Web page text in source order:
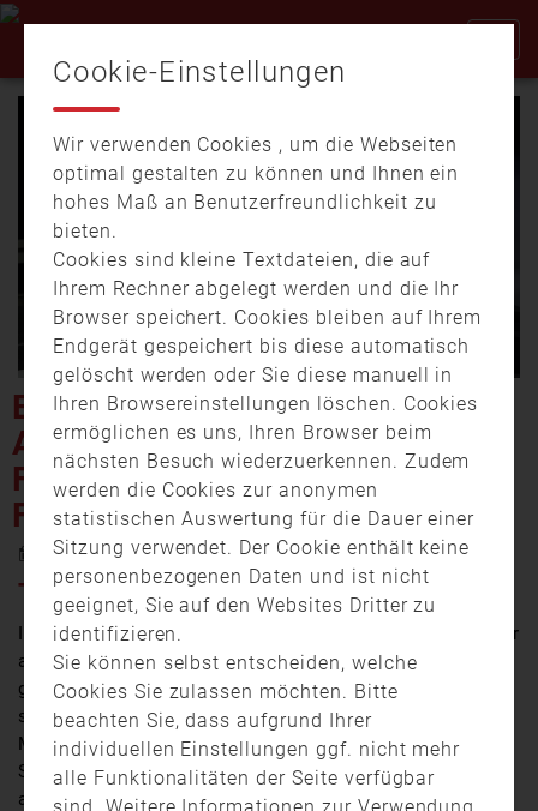
Video
EINSATZ AUF A3 BEI
ASCHAFFENBURG –
FAHRZEUG STEHT IN
FLAMMEN
13. März 2023 17:37
TECHNISCHE PROBLEME AN PKW
In der Nacht zum Montag war ein 35-jähriger Autofahrer
auf der A3 in Richtung Würzburg unterwegs, als er
gegen 2:30 Uhr zunächst technische Probleme an
seinem Fahrzeug feststellte und Rauch aus dem
Motorraum bemerkte. Er stoppte das Auto auf dem
Standstreifen, wo es kurze Zeit später in Flammen
aufging. Bis die Feuerwehr vor Ort eintraf, stand der
Cookie-Einstellungen
Wir verwenden Cookies , um die Webseiten
optimal gestalten zu können und Ihnen ein
hohes Maß an Benutzerfreundlichkeit zu
bieten.
Cookies sind kleine Textdateien, die auf
Ihrem Rechner abgelegt werden und die Ihr
Browser speichert. Cookies bleiben auf Ihrem
Endgerät gespeichert bis diese automatisch
gelöscht werden oder Sie diese manuell in
Ihren Browsereinstellungen löschen. Cookies
ermöglichen es uns, Ihren Browser beim
nächsten Besuch wiederzuerkennen. Zudem
werden die Cookies zur anonymen
statistischen Auswertung für die Dauer einer
Sitzung verwendet. Der Cookie enthält keine
personenbezogenen Daten und ist nicht
geeignet, Sie auf den Websites Dritter zu
identifizieren.
Sie können selbst entscheiden, welche
Cookies Sie zulassen möchten. Bitte
beachten Sie, dass aufgrund Ihrer
individuellen Einstellungen ggf. nicht mehr
alle Funktionalitäten der Seite verfügbar